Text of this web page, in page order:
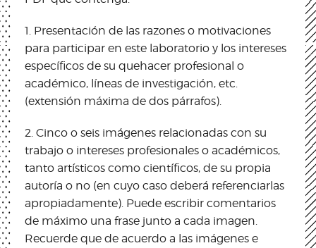
1. Presentación de las razones o motivaciones
para participar en este laboratorio y los intereses
específicos de su quehacer profesional o
académico, líneas de investigación, etc.
(extensión máxima de dos párrafos).
2. Cinco o seis imágenes relacionadas con su
trabajo o intereses profesionales o académicos,
tanto artísticos como científicos, de su propia
autoría o no (en cuyo caso deberá referenciarlas
apropiadamente). Puede escribir comentarios
de máximo una frase junto a cada imagen.
Recuerde que de acuerdo a las imágenes e